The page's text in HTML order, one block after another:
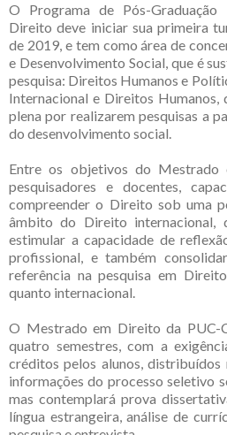
O Programa de Pós-Graduação
Direito deve iniciar sua primeira
de 2019, e tem como área de
e Desenvolvimento Social, que é
pesquisa: Direitos Humanos e
Internacional e Direitos Humanos,
plena por realizarem pesquisas a
do desenvolvimento social.
Entre os objetivos do
pesquisadores e docentes,
compreender o Direito sob uma
âmbito do Direito internacional,
estimular a capacidade de
profissional, e também
referência na pesquisa em
quanto internacional.
O Mestrado em Direito da PUC-
quatro semestres, com a
créditos pelos alunos, distribuídos
informações do processo seletivo
mas contemplará prova
língua estrangeira, análise de